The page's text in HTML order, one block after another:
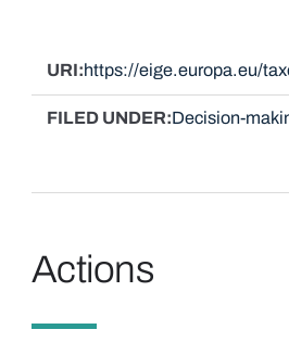
URI https://eige.europa.eu/
FILED UNDER Decision-
Actions